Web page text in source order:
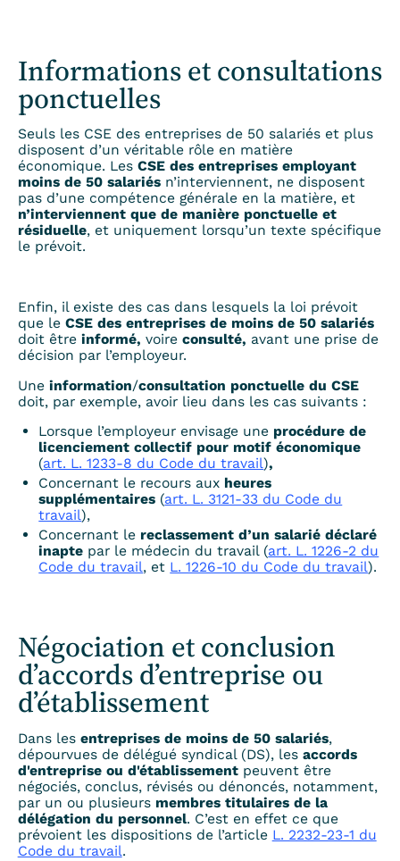
Informations et consultations
ponctuelles
Seuls les CSE des entreprises de 50 salariés et plus
disposent d’un véritable rôle en matière
économique. Les CSE des entreprises employant
moins de 50 salariésn’interviennent, ne disposent
pas d’une compétence générale en la matière, et
n’interviennent que de manière ponctuelle et
résiduelle, et uniquement lorsqu’un texte spécifique
le prévoit.
Enfin, il existe des cas dans lesquels la loi prévoit
que le CSE des entreprises de moins de 50 salariés
doit être informé, voire consulté, avant une prise de
décision par l’employeur.
Une information/consultation ponctuelle du CSE
doit, par exemple, avoir lieu dans les cas suivants :
Lorsque l’employeur envisage une procédure de
licenciement collectif pour motif économique
(art. L. 1233-8 du Code du travail),
Concernant le recours aux heures
supplémentaires (art. L. 3121-33 du Code du
travail),
Concernant le reclassement d’un salarié déclaré
inapte par le médecin du travail (art. L. 1226-2 du
Code du travail, et L. 1226-10 du Code du travail).
Négociation et conclusion
d’accords d’entreprise ou
d’établissement
Dans les entreprises de moins de 50 salariés,
dépourvues de délégué syndical (DS), les accords
d'entreprise ou d'établissementpeuvent être
négociés, conclus, révisés ou dénoncés, notamment,
par un ou plusieurs membres titulaires de la
délégation du personnel. C’est en effet ce que
prévoient les dispositions de l’article L. 2232-23-1 du
Code du travail.